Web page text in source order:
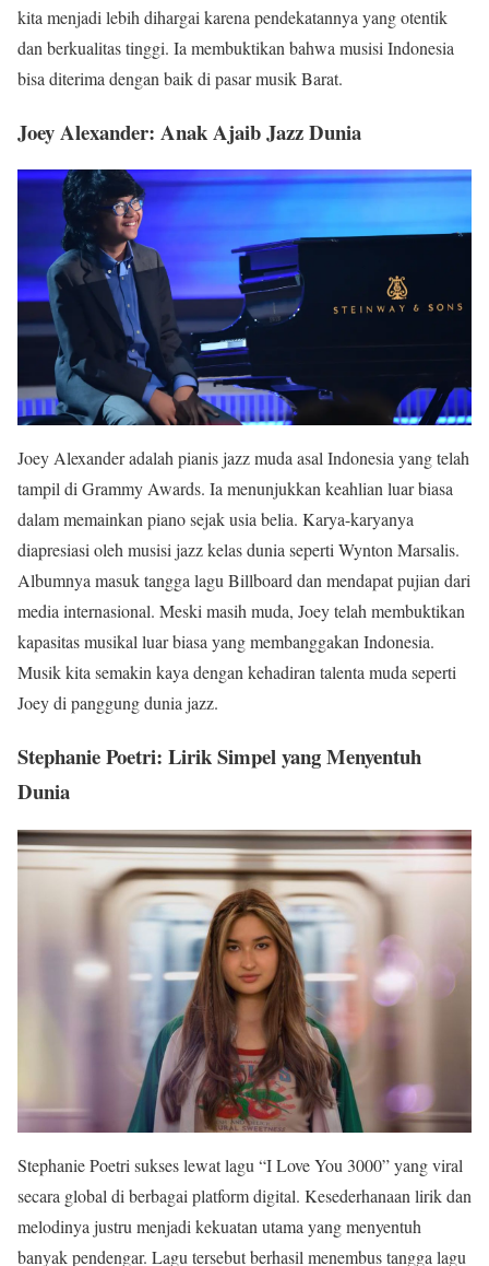
kita menjadi lebih dihargai karena pendekatannya yang otentik
dan berkualitas tinggi. Ia membuktikan bahwa musisi Indonesia
bisa diterima dengan baik di pasar musik Barat.
Joey Alexander: Anak Ajaib Jazz Dunia
Joey Alexander adalah pianis jazz muda asal Indonesia yang telah
tampil di Grammy Awards. Ia menunjukkan keahlian luar biasa
dalam memainkan piano sejak usia belia. Karya-karyanya
diapresiasi oleh musisi jazz kelas dunia seperti Wynton Marsalis.
Albumnya masuk tangga lagu Billboard dan mendapat pujian dari
media internasional. Meski masih muda, Joey telah membuktikan
kapasitas musikal luar biasa yang membanggakan Indonesia.
Musik kita semakin kaya dengan kehadiran talenta muda seperti
Joey di panggung dunia jazz.
Stephanie Poetri: Lirik Simpel yang Menyentuh
Dunia
Stephanie Poetri sukses lewat lagu “I Love You 3000” yang viral
secara global di berbagai platform digital. Kesederhanaan lirik dan
melodinya justru menjadi kekuatan utama yang menyentuh
banyak pendengar. Lagu tersebut berhasil menembus tangga lagu